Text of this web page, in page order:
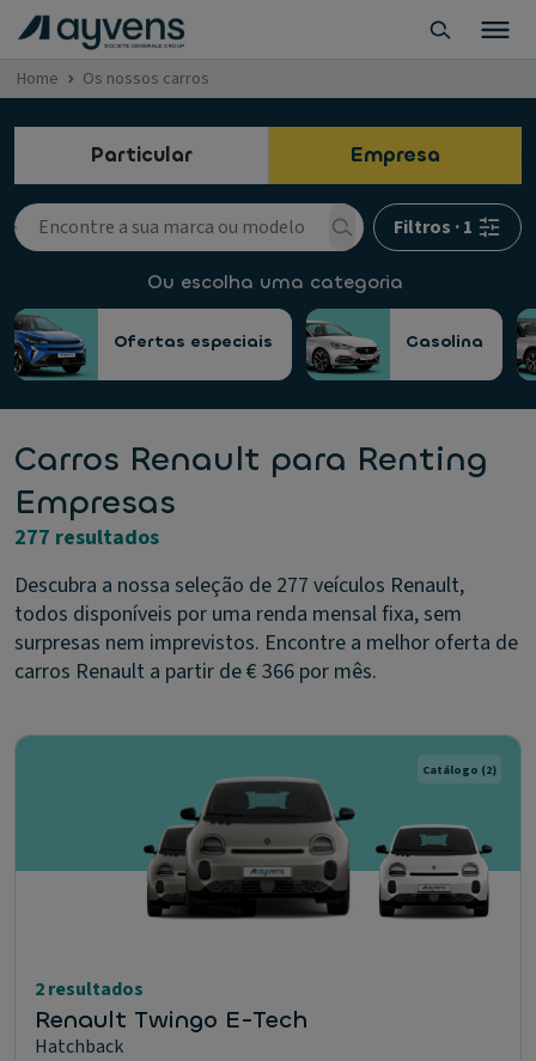
Home Os nossos carros
Particular Empresa
Filtros ·1
Ou escolha uma categoria
Ofertas especiais Gasolina
Carros Renault para Renting
Empresas
277 resultados
Descubra a nossa seleção de 277 veículos Renault,
todos disponíveis por uma renda mensal fixa, sem
surpresas nem imprevistos. Encontre a melhor oferta de
carros Renault a partir de € 366 por mês.
Catálogo (2)
2 resultados
Renault Twingo E-Tech
Hatchback